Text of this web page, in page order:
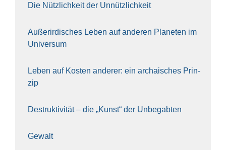
Die Nütz­lich­keit der Unnütz­lich­keit
Außer­ir­di­sches Leben auf ande­ren Pla­ne­ten im
Uni­ver­sum
Leben auf Kos­ten ande­rer: ein archai­sches Prin­
zip
Destruk­ti­vi­tät – die „Kunst“ der Unbe­gab­ten
Gewalt